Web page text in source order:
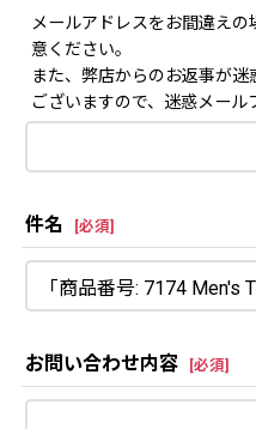
メールアドレスをお間違え
意ください。
また、弊店からのお返事が
ございますので、迷惑メール
件名 [必須]
お問い合わせ内容 [必須]